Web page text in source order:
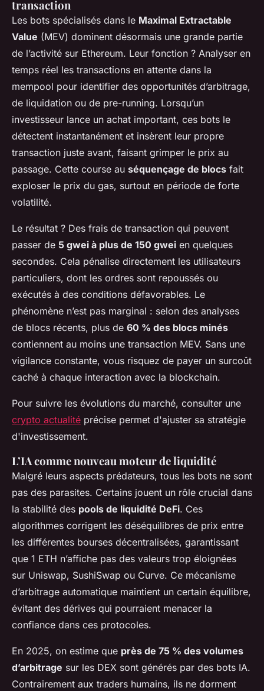
transaction
Les bots spécialisés dans le Maximal Extractable
Value (MEV) dominent désormais une grande partie
de l’activité sur Ethereum. Leur fonction ? Analyser en
temps réel les transactions en attente dans la
mempool pour identifier des opportunités d’arbitrage,
de liquidation ou de pre-running. Lorsqu’un
investisseur lance un achat important, ces bots le
détectent instantanément et insèrent leur propre
transaction juste avant, faisant grimper le prix au
passage. Cette course au séquençage de blocs fait
exploser le prix du gas, surtout en période de forte
volatilité.
Le résultat ? Des frais de transaction qui peuvent
passer de 5 gwei à plus de 150 gwei en quelques
secondes. Cela pénalise directement les utilisateurs
particuliers, dont les ordres sont repoussés ou
exécutés à des conditions défavorables. Le
phénomène n’est pas marginal : selon des analyses
de blocs récents, plus de 60 % des blocs minés
contiennent au moins une transaction MEV. Sans une
vigilance constante, vous risquez de payer un surcoût
caché à chaque interaction avec la blockchain.
Pour suivre les évolutions du marché, consulter une
crypto actualité précise permet d'ajuster sa stratégie
d'investissement.
L’IA comme nouveau moteur de liquidité
Malgré leurs aspects prédateurs, tous les bots ne sont
pas des parasites. Certains jouent un rôle crucial dans
la stabilité des pools de liquidité DeFi. Ces
algorithmes corrigent les déséquilibres de prix entre
les différentes bourses décentralisées, garantissant
que 1 ETH n’affiche pas des valeurs trop éloignées
sur Uniswap, SushiSwap ou Curve. Ce mécanisme
d’arbitrage automatique maintient un certain équilibre,
évitant des dérives qui pourraient menacer la
confiance dans ces protocoles.
En 2025, on estime que près de 75 % des volumes
d’arbitrage sur les DEX sont générés par des bots IA.
Contrairement aux traders humains, ils ne dorment